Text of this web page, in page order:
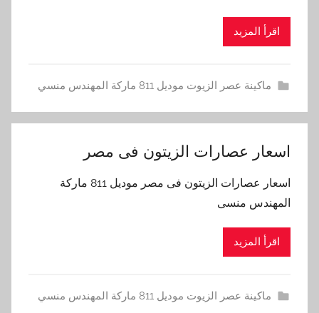
اقرأ المزيد
ماكينة عصر الزيوت موديل 811 ماركة المهندس منسي
اسعار عصارات الزيتون فى مصر
اسعار عصارات الزيتون فى مصر موديل 811 ماركة
المهندس منسى
اقرأ المزيد
ماكينة عصر الزيوت موديل 811 ماركة المهندس منسي